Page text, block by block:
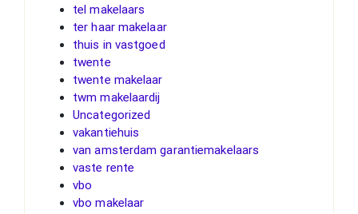
tel makelaars
ter haar makelaar
thuis in vastgoed
twente
twente makelaar
twm makelaardij
Uncategorized
vakantiehuis
van amsterdam garantiemakelaars
vaste rente
vbo
vbo makelaar